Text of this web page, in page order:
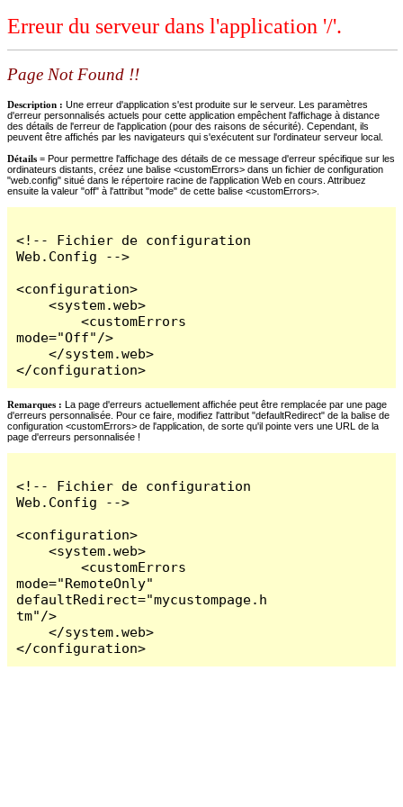
Erreur du serveur dans l'application '/'.
Page Not Found !!
Description : Une erreur d'application s'est produite sur le serveur. Les paramètres
d'erreur personnalisés actuels pour cette application empêchent l'affichage à distance
des détails de l'erreur de l'application (pour des raisons de sécurité). Cependant, ils
peuvent être affichés par les navigateurs qui s'exécutent sur l'ordinateur serveur local.
Détails = Pour permettre l'affichage des détails de ce message d'erreur spécifique sur les
ordinateurs distants, créez une balise <customErrors> dans un fichier de configuration
"web.config" situé dans le répertoire racine de l'application Web en cours. Attribuez
ensuite la valeur "off" à l'attribut "mode" de cette balise <customErrors>.
<!-- Fichier de configuration
Web.Config -->
<configuration>
    <system.web>
        <customErrors
mode="Off"/>
    </system.web>
</configuration>
Remarques : La page d'erreurs actuellement affichée peut être remplacée par une page
d'erreurs personnalisée. Pour ce faire, modifiez l'attribut "defaultRedirect" de la balise de
configuration <customErrors> de l'application, de sorte qu'il pointe vers une URL de la
page d'erreurs personnalisée !
<!-- Fichier de configuration
Web.Config -->
<configuration>
    <system.web>
        <customErrors
mode="RemoteOnly"
defaultRedirect="mycustompage.h
tm"/>
    </system.web>
</configuration>